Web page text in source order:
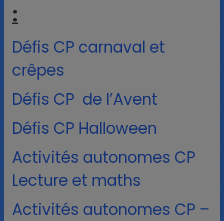
:
Défis CP carnaval et
crêpes
Défis CP de l’Avent
Défis CP Halloween
Activités autonomes CP
Lecture et maths
Activités autonomes CP –